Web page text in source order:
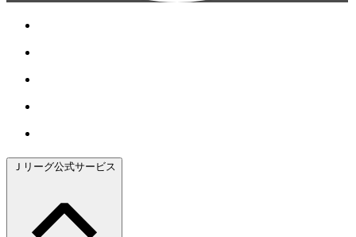
Ｊリーグ公式サービス